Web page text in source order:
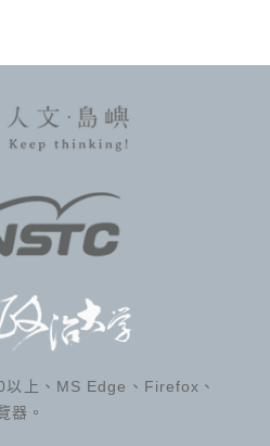
以上、MS Edge、Firefox、
器。